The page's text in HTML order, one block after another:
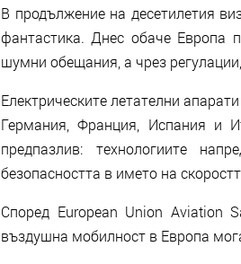
В продължение на десетилетия
фантастика. Днес обаче Европа
шумни обещания, а чрез
Електрическите летателни
Германия, Франция, Испания и
предпазлив: технологиите
безопасността в името на
Според European Union Aviation
въздушна мобилност в Европа